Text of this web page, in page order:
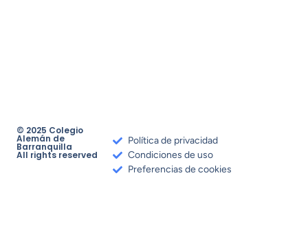
© 2025 Colegio
Alemán de
Barranquilla
All rights reserved
Política de privacidad
Condiciones de uso
Preferencias de cookies